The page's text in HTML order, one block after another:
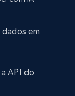
em
API do